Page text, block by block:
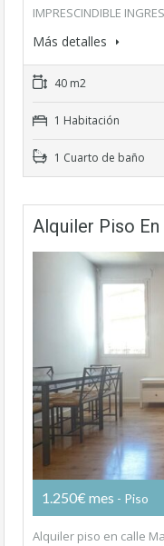
IMPRESCINDIBLE
Más detalles
40 m2
1 Habitación
1 Cuarto de baño
Alquiler Piso
1.250€ mes - Piso
Alquiler piso en calle